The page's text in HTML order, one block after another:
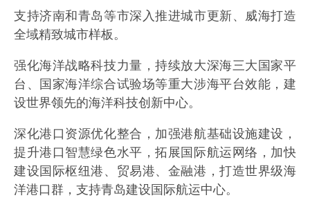
支持济南和青岛等市深入推进城市更新、威海打造
全域精致城市样板。
强化海洋战略科技力量，持续放大深海三大国家平
台、国家海洋综合试验场等重大涉海平台效能，建
设世界领先的海洋科技创新中心。
深化港口资源优化整合，加强港航基础设施建设，
提升港口智慧绿色水平，拓展国际航运网络，加快
建设国际枢纽港、贸易港、金融港，打造世界级海
洋港口群，支持青岛建设国际航运中心。